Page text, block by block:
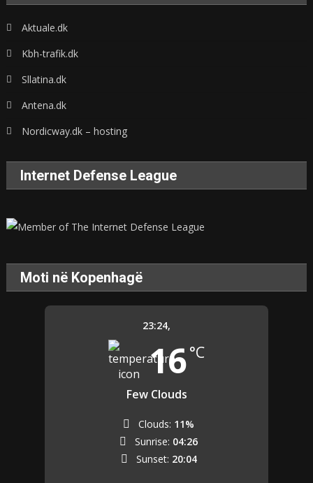
Aktuale.dk
Kbh-trafik.dk
Sllatina.dk
Antena.dk
Nordicway.dk – hosting
Internet Defense League
Moti në Kopenhagë
23:24,
16°C
Few Clouds
Clouds: 11%
Sunrise: 04:26
Sunset: 20:04